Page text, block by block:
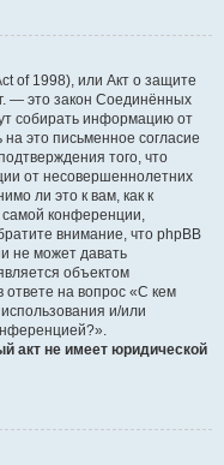
of 1998), или Акт о защите
— это закон Соединённых
собирать информацию от
это письменное согласие
того, что
от несовершеннолетних
ли это к вам, как к
конференции,
внимание, что phpBB
не может давать
объектом
на вопрос «С кем
и/или
акт не имеет юридической